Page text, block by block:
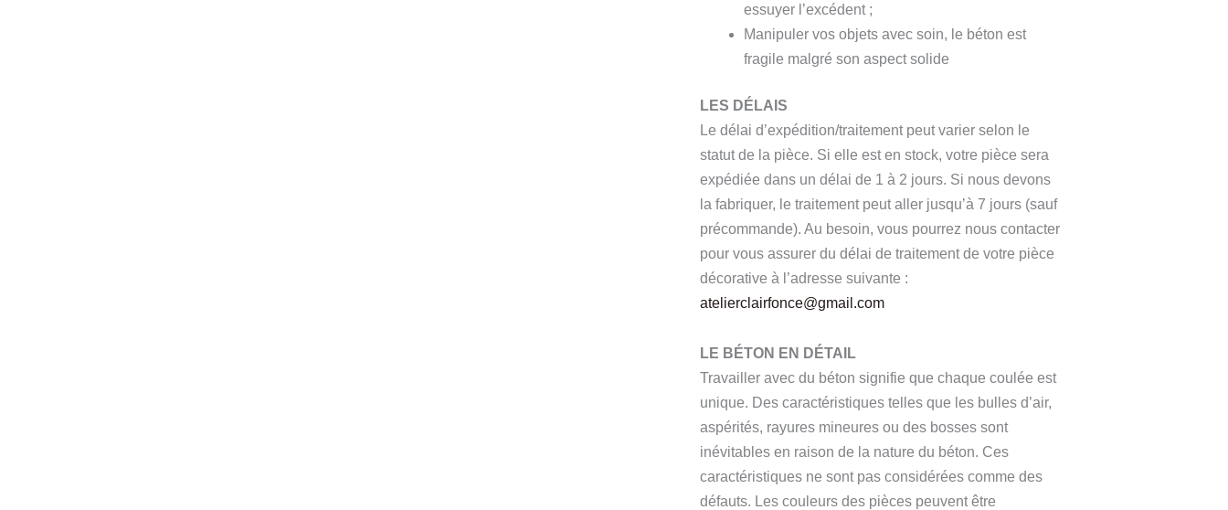
essuyer l’excédent ;
Manipuler vos objets avec soin, le béton est
fragile malgré son aspect solide
LES DÉLAIS
Le délai d’expédition/traitement peut varier selon le
statut de la pièce. Si elle est en stock, votre pièce sera
expédiée dans un délai de 1 à 2 jours. Si nous devons
la fabriquer, le traitement peut aller jusqu’à 7 jours (sauf
précommande). Au besoin, vous pourrez nous contacter
pour vous assurer du délai de traitement de votre pièce
décorative à l’adresse suivante :
atelierclairfonce@gmail.com
LE BÉTON EN DÉTAIL
Travailler avec du béton signifie que chaque coulée est
unique. Des caractéristiques telles que les bulles d’air,
aspérités, rayures mineures ou des bosses sont
inévitables en raison de la nature du béton. Ces
caractéristiques ne sont pas considérées comme des
défauts. Les couleurs des pièces peuvent être